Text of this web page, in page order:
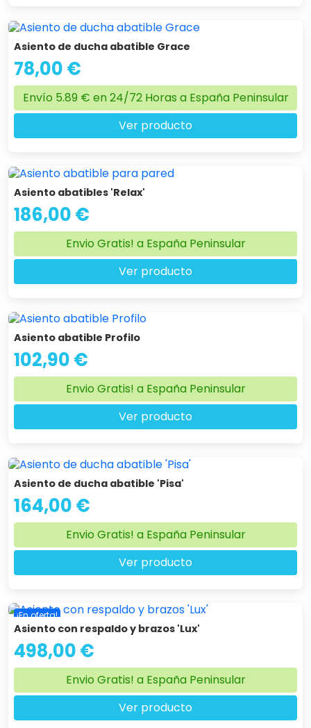
Asiento de ducha abatible Grace
78,00 €
Envío 5.89 € en 24/72 Horas a España Peninsular
Ver producto
Asiento abatibles 'Relax'
186,00 €
Envio Gratis! a España Peninsular
Ver producto
Asiento abatible Profilo
102,90 €
Envio Gratis! a España Peninsular
Ver producto
Asiento de ducha abatible 'Pisa'
164,00 €
Envio Gratis! a España Peninsular
Ver producto
¡En oferta!
Asiento con respaldo y brazos 'Lux'
498,00 €
Envio Gratis! a España Peninsular
Ver producto